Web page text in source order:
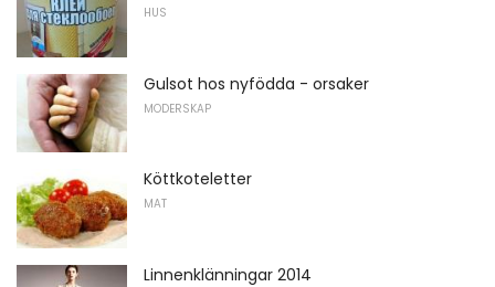
HUS
Gulsot hos nyfödda - orsaker
MODERSKAP
Köttkoteletter
MAT
Linnenklänningar 2014